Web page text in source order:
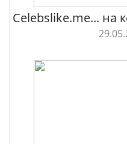
Celebslike.me... на